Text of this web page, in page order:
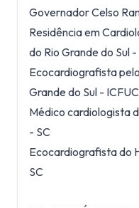
Governador Celso
Residência em
do Rio Grande do Sul
Ecocardiografista
Grande do Sul -
Médico cardiologista
- SC
Ecocardiografista do
SC